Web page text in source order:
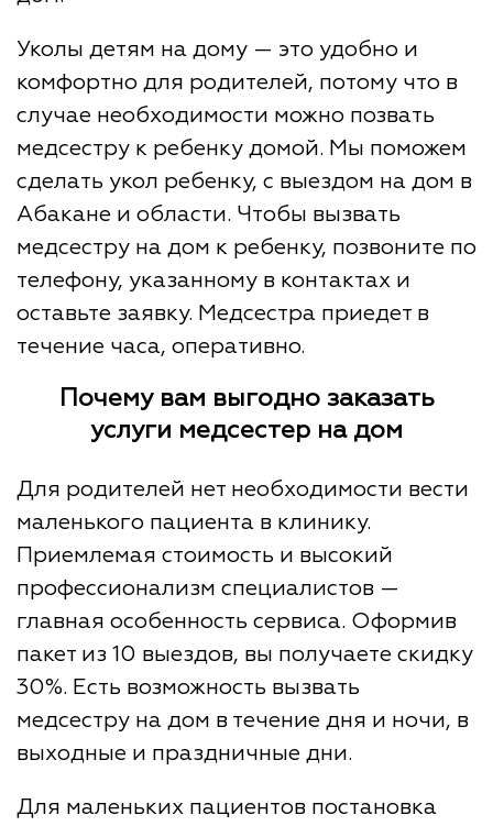
Уколы детям на дому — это удобно и
комфортно для родителей, потому что в
случае необходимости можно позвать
медсестру к ребенку домой. Мы поможем
сделать укол ребенку, с выездом на дом в
Абакане и области. Чтобы вызвать
медсестру на дом к ребенку, позвоните по
телефону, указанному в контактах и
оставьте заявку. Медсестра приедет в
течение часа, оперативно.
Почему вам выгодно заказать
услуги медсестер на дом
Для родителей нет необходимости вести
маленького пациента в клинику.
Приемлемая стоимость и высокий
профессионализм специалистов —
главная особенность сервиса. Оформив
пакет из 10 выездов, вы получаете скидку
30%. Есть возможность вызвать
медсестру на дом в течение дня и ночи, в
выходные и праздничные дни.
Для маленьких пациентов постановка